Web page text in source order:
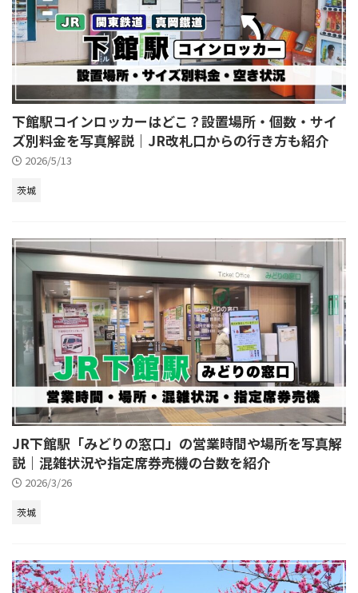
下館駅コインロッカーはどこ？設置場所・個数・サイ
ズ別料金を写真解説｜JR改札口からの行き方も紹介
2026/5/13
茨城
JR下館駅「みどりの窓口」の営業時間や場所を写真解
説｜混雑状況や指定席券売機の台数を紹介
2026/3/26
茨城